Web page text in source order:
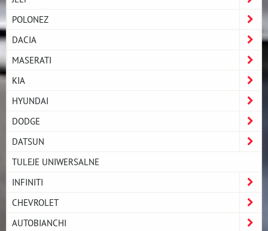
POLONEZ
DACIA
MASERATI
KIA
HYUNDAI
DODGE
DATSUN
TULEJE UNIWERSALNE
INFINITI
CHEVROLET
AUTOBIANCHI